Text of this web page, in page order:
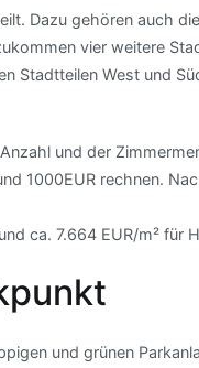
Dazu gehören auch
vier weitere
Stadtteilen West und
und der
1000EUR rechnen.
ca. 7.664 EUR/m² für
und grünen